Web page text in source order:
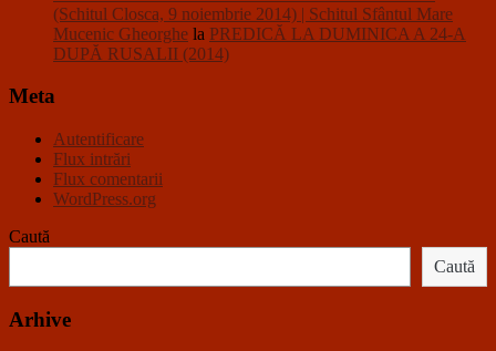
(Schitul Closca, 9 noiembrie 2014) | Schitul Sfântul Mare
Mucenic Gheorghe la PREDICĂ LA DUMINICA A 24-A
DUPĂ RUSALII (2014)
Meta
Autentificare
Flux intrări
Flux comentarii
WordPress.org
Caută
Caută
Arhive